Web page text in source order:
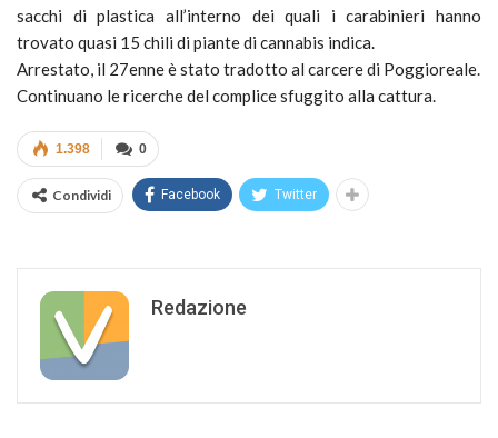
sacchi di plastica all’interno dei quali i carabinieri hanno
trovato quasi 15 chili di piante di cannabis indica.
Arrestato, il 27enne è stato tradotto al carcere di Poggioreale.
Continuano le ricerche del complice sfuggito alla cattura.
0
1.398
Condividi Facebook Twitter
Redazione